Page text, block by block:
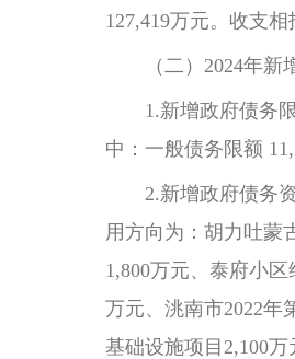
127,419万元。收支相
（二）2024年新
1.新增政府债务限
中：一般债务限额
2.新增政府债务资
用方向为：胡力吐蒙
1,800万元、泰府小
万元、洮南市2022年
基础设施项目2,100